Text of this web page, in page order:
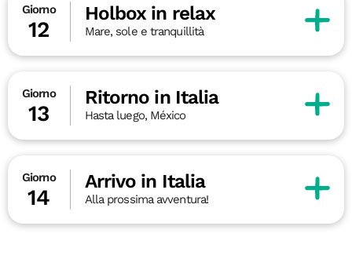
Giorno
12
Holbox in relax
Mare, sole e tranquillità
Giorno
13
Ritorno in Italia
Hasta luego, México
Giorno
14
Arrivo in Italia
Alla prossima avventura!